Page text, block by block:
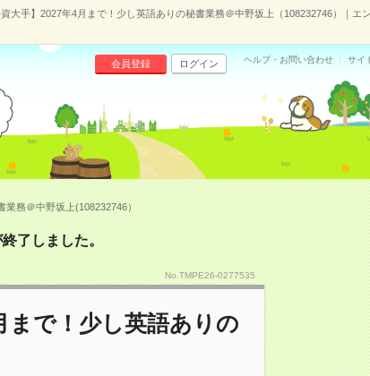
大手】2027年4月まで！少し英語ありの秘書業務＠中野坂上（108232746）｜エ
会員登録 ログイン ヘルプ・お問い合わせ サイ
業務＠中野坂上(108232746）
了しました。
No.TMPE26-0277535
まで！少し英語ありの